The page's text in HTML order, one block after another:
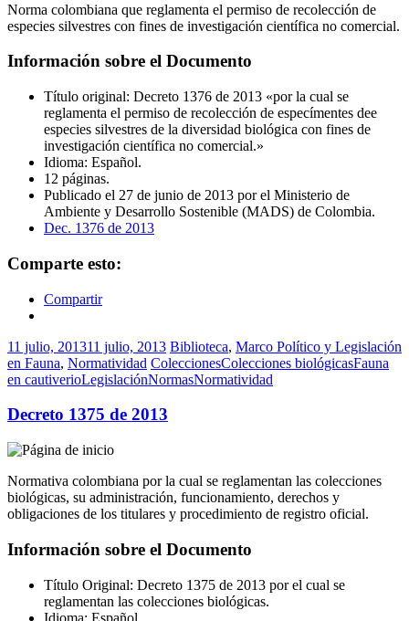
Norma colombiana que reglamenta el permiso de recolección de
especies silvestres con fines de investigación científica no comercial.
Información sobre el Documento
Título original: Decreto 1376 de 2013 «por la cual se
reglamenta el permiso de recolección de especímentes dee
especies silvestres de la diversidad biológica con fines de
investigación científica no comercial.»
Idioma: Español.
12 páginas.
Publicado el 27 de junio de 2013 por el Ministerio de
Ambiente y Desarrollo Sostenible (MADS) de Colombia.
Dec. 1376 de 2013
Comparte esto:
Compartir
11 julio, 201311 julio, 2013 Biblioteca, Marco Político y Legislación
en Fauna, Normatividad ColeccionesColecciones biológicasFauna
en cautiverioLegislaciónNormasNormatividad
Decreto 1375 de 2013
Normativa colombiana por la cual se reglamentan las colecciones
biológicas, su administración, funcionamiento, derechos y
obligaciones de los titulares y procedimiento de registro oficial.
Información sobre el Documento
Título Original: Decreto 1375 de 2013 por el cual se
reglamentan las colecciones biológicas.
Idioma: Español.